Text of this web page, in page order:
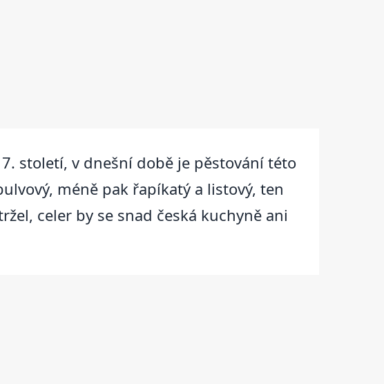
století, v dnešní době je pěstování této
méně pak řapíkatý a listový, ten
celer by se snad česká kuchyně ani